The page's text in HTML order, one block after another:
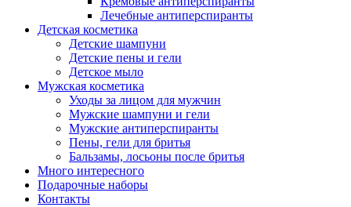
Лечебные антиперспиранты
Детская косметика
Детские шампуни
Детские пены и гели
Детское мыло
Мужская косметика
Уходы за лицом для мужчин
Мужские шампуни и гели
Мужские антиперспиранты
Пены, гели для бритья
Бальзамы, лосьоны после бритья
Много интересного
Подарочные наборы
Контакты